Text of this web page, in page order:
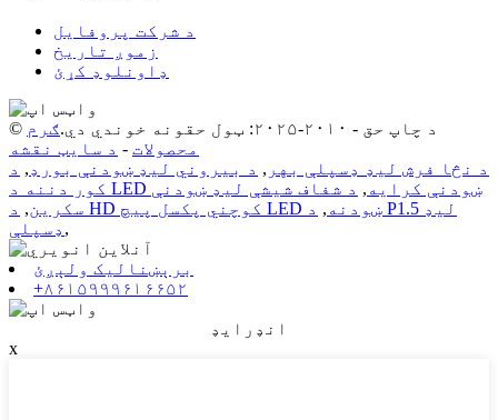
د شرکت پروفایل
زموږ تاریخ
ډاونلوډ کړئ
© د چاپ حق - ۲۰۱۰-۲۰۲۵: ټول حقونه خوندي دي.
ګرم
محصولات - د سایټ نقشه
د نڅا فرش لیډ ډسپلې بهر , د بیروني لیډ ښودنې بورډ , د
کور دننه د LED ښودنې کرایه , د شفاف شیشې لیډ ښودنې
سکرین, د HD کوچني پکسل پیچ LED ښودنه , د P1.5 لیډ
ډسپلې ,
برېښنالیک ولېږئ
+۸۶۱۵۹۹۹۶۱۶۶۵۲
انډرایډ
x